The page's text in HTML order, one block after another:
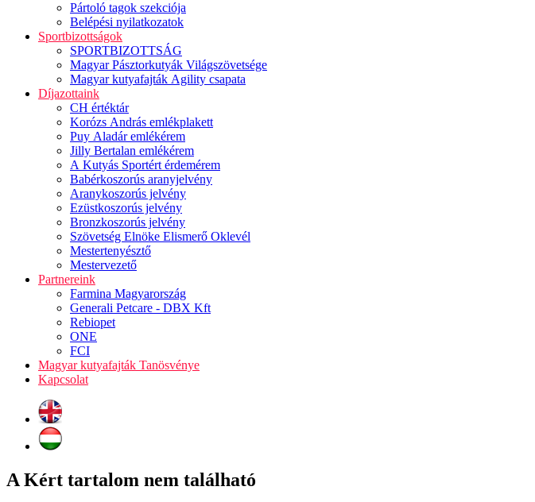
Pártoló tagok szekciója
Belépési nyilatkozatok
Sportbizottságok
SPORTBIZOTTSÁG
Magyar Pásztorkutyák Világszövetsége
Magyar kutyafajták Agility csapata
Díjazottaink
CH értéktár
Korózs András emlékplakett
Puy Aladár emlékérem
Jilly Bertalan emlékérem
A Kutyás Sportért érdemérem
Babérkoszorús aranyjelvény
Aranykoszorús jelvény
Ezüstkoszorús jelvény
Bronzkoszorús jelvény
Szövetség Elnöke Elismerő Oklevél
Mestertenyésztő
Mestervezető
Partnereink
Farmina Magyarország
Generali Petcare - DBX Kft
Rebiopet
ONE
FCI
Magyar kutyafajták Tanösvénye
Kapcsolat
A Kért tartalom nem található